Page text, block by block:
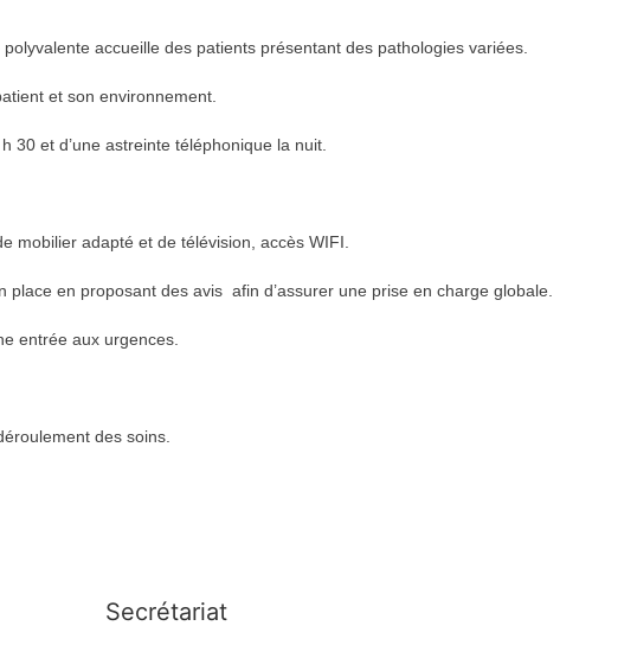
accueille des patients présentant des pathologies variées.
et son environnement.
30 et d’une astreinte téléphonique la nuit.
mobilier adapté et de télévision, accès WIFI.
place en proposant des avis afin d’assurer une prise en charge globale.
entrée aux urgences.
des soins.
Secrétariat